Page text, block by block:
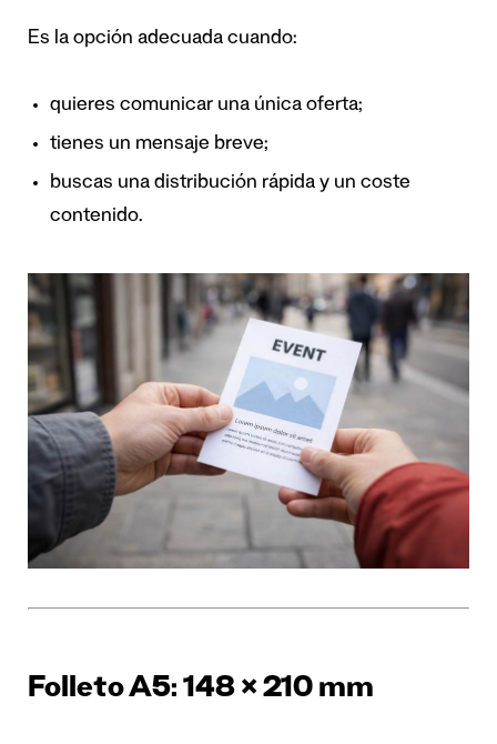
Es la opción adecuada cuando:
quieres comunicar una única oferta;
tienes un mensaje breve;
buscas una distribución rápida y un coste
contenido.
Folleto A5: 148 × 210 mm